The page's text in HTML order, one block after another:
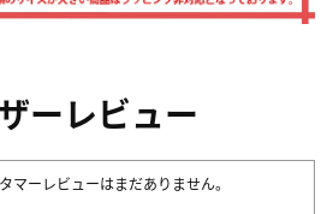
ーレビュー
マーレビューはまだありません。